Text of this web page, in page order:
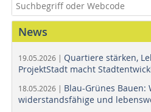
News
19.05.2026 | Quartiere stärken,
ProjektStadt macht
18.05.2026 | Blau-Grünes Bauen:
widerstandsfähige und